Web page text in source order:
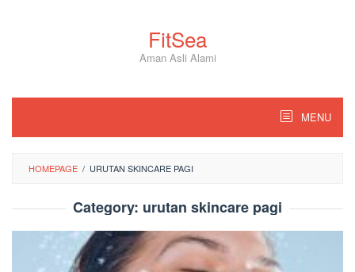
FitSea
Aman Asli Alami
MENU
HOMEPAGE / URUTAN SKINCARE PAGI
Category: urutan skincare pagi